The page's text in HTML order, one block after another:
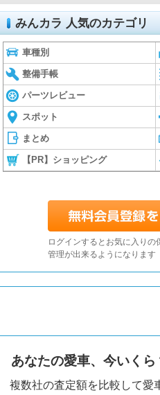
みんカラ 人気のカテゴリ
車種別
整備手帳
パーツレビュー
スポット
まとめ
【PR】ショッピング
ログインするとお気に入りの
管理が出来るようになります
あなたの愛車、今いくら
複数社の査定額を比較して愛